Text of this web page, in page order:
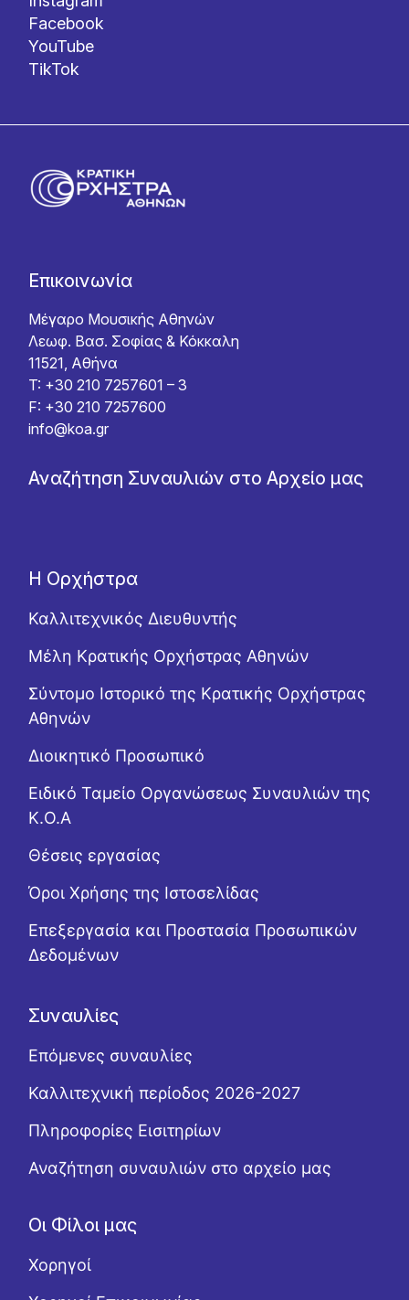
Facebook
YouTube
TikTok
Επικοινωνία
Μέγαρο Μουσικής Αθηνών
Λεωφ. Βασ. Σοφίας & Κόκκαλη
11521, Αθήνα
T: +30 210 7257601 – 3
F: +30 210 7257600
info@koa.gr
Αναζήτηση Συναυλιών στο Αρχείο μας
Η Ορχήστρα
Καλλιτεχνικός Διευθυντής
Μέλη Κρατικής Ορχήστρας Αθηνών
Σύντομο Ιστορικό της Κρατικής Ορχήστρας
Αθηνών
Διοικητικό Προσωπικό
Ειδικό Ταμείο Οργανώσεως Συναυλιών της
Κ.Ο.Α
Θέσεις εργασίας
Όροι Χρήσης της Ιστοσελίδας
Επεξεργασία και Προστασία Προσωπικών
Δεδομένων
Συναυλίες
Επόμενες συναυλίες
Καλλιτεχνική περίοδος 2026-2027
Πληροφορίες Εισιτηρίων
Αναζήτηση συναυλιών στο αρχείο μας
Οι Φίλοι μας
Χορηγοί